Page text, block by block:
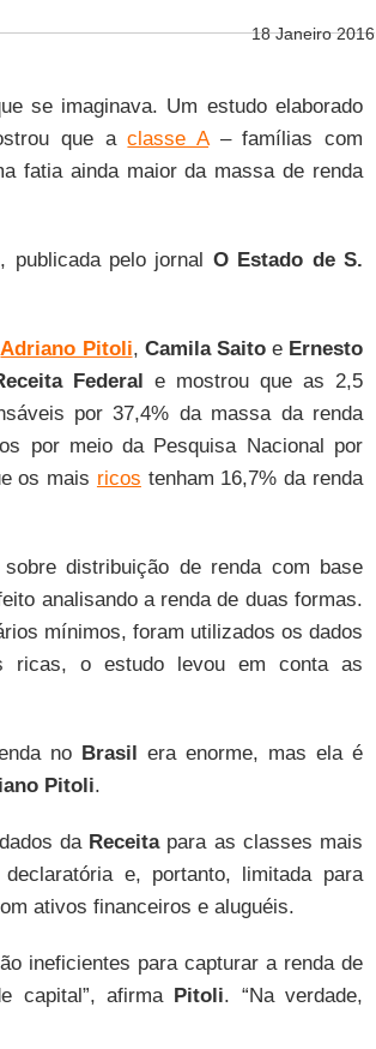
18 Janeiro 2016
se imaginava. Um estudo elaborado
que aclasse A– famílias com
fatia ainda maior da massa de renda
, publicada pelo jornal O Estado de S.
Adriano Pitoli, Camila Saitoe Ernesto
Federal e mostrou que as 2,5
por 37,4% da massa da renda
por meio da Pesquisa Nacional por
os mais ricos tenham 16,7% da renda
distribuição de renda com base
analisando a renda de duas formas.
mínimos, foram utilizados os dados
ricas, o estudo levou em conta as
no Brasil era enorme, mas ela é
Pitoli.
da Receitapara as classes mais
e, portanto, limitada para
ativos financeiros e aluguéis.
ineficientes para capturar a renda de
capital”, afirma Pitoli. “Na verdade,